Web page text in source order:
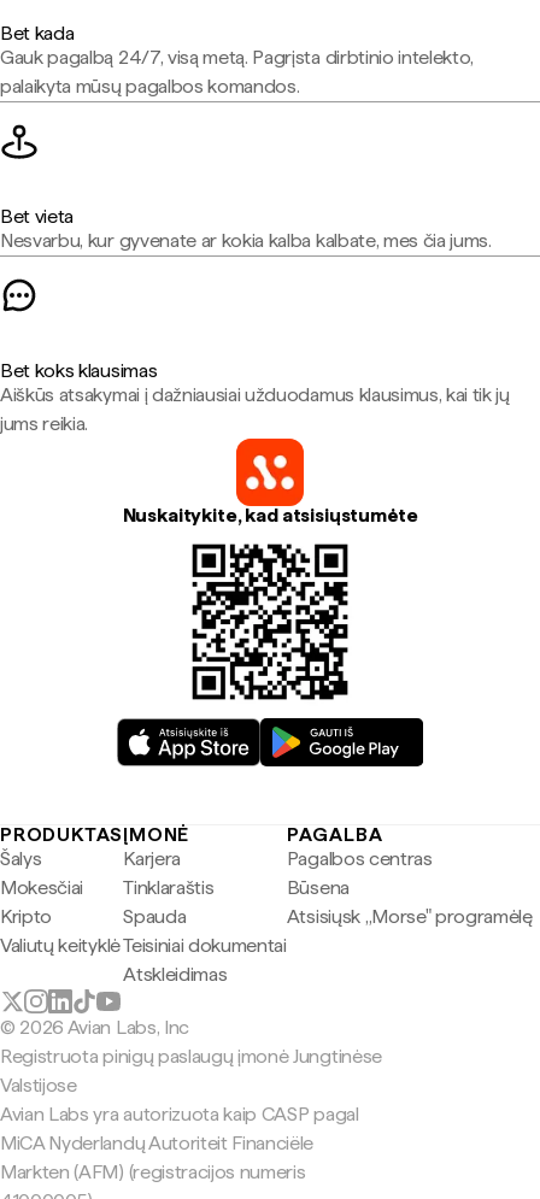
Bet kada
Gauk pagalbą 24/7, visą metą. Pagrįsta dirbtinio intelekto,
palaikyta mūsų pagalbos komandos.
Bet vieta
Nesvarbu, kur gyvenate ar kokia kalba kalbate, mes čia jums.
Bet koks klausimas
Aiškūs atsakymai į dažniausiai užduodamus klausimus, kai tik jų
jums reikia.
Nuskaitykite, kad atsisiųstumėte
PRODUKTAS
Šalys
Mokesčiai
Kripto
Valiutų keityklė
ĮMONĖ
Karjera
Tinklaraštis
Spauda
Teisiniai dokumentai
Atskleidimas
PAGALBA
Pagalbos centras
Būsena
Atsisiųsk „Morse" programėlę
© 2026 Avian Labs, Inc
Registruota pinigų paslaugų įmonė Jungtinėse
Valstijose
Avian Labs yra autorizuota kaip CASP pagal
MiCA Nyderlandų Autoriteit Financiële
Markten (AFM) (registracijos numeris